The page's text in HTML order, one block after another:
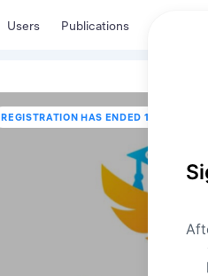
Users Publications
REGISTRATION HAS ENDED 11